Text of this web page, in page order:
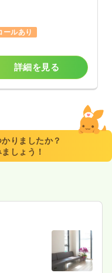
ールあり
詳細を見る
りましたか？
しょう！